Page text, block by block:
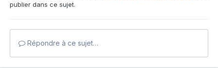
publier dans ce sujet.
Répondre à ce sujet…